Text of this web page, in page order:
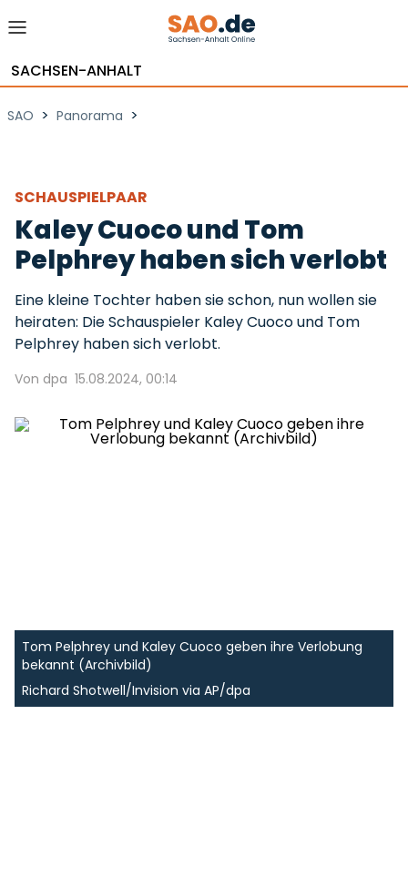
SACHSEN-ANHALT
SAO > Panorama >
SCHAUSPIELPAAR
Kaley Cuoco und Tom
Pelphrey haben sich verlobt
Eine kleine Tochter haben sie schon, nun wollen sie
heiraten: Die Schauspieler Kaley Cuoco und Tom
Pelphrey haben sich verlobt.
Von dpa 15.08.2024, 00:14
Tom Pelphrey und Kaley Cuoco geben ihre Verlobung
bekannt (Archivbild)
Richard Shotwell/Invision via AP/dpa